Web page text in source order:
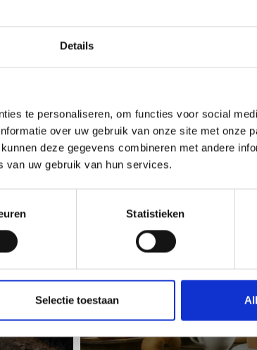
Details
te personaliseren, om functies voor social
over uw gebruik van onze site met onze
deze gegevens combineren met andere
van uw gebruik van hun services.
Statistieken
Selectie toestaan